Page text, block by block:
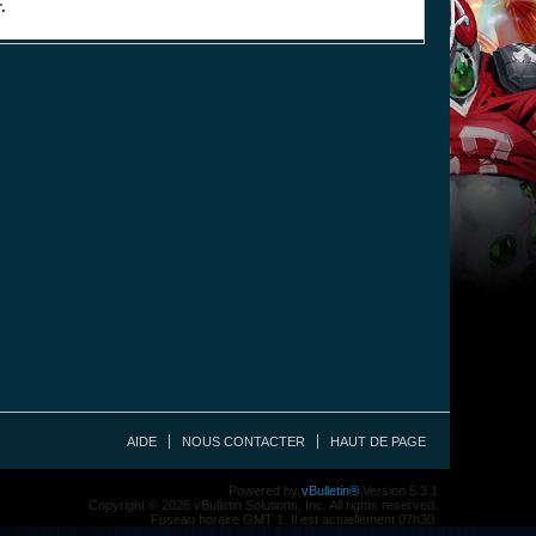
AIDE NOUS CONTACTER HAUT DE PAGE
Powered by vBulletin® Version 5.3.1
Copyright © 2026 vBulletin Solutions, Inc. All rights reserved.
Fuseau horaire GMT 1. Il est actuellement 07h30.